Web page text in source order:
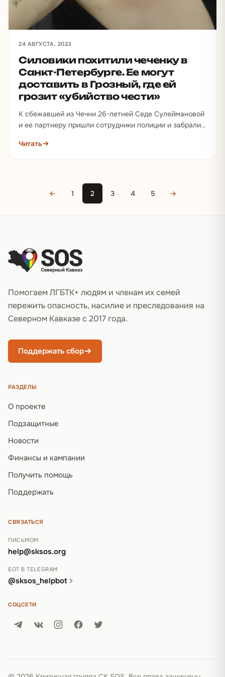
24 АВГУСТА, 2023
Силовики похитили чеченку в
Санкт-Петербурге. Ее могут
доставить в Грозный, где ей
грозит «убийство чести»
К сбежавшей из Чечни 26-летней Седе Сулеймановой
и ее партнеру пришли сотрудники полиции и забрали
Читать
← 1 2 3 4 5 →
Помогаем ЛГБТК+ людям и членам их семей
пережить опасность, насилие и преследования на
Северном Кавказе с 2017 года.
Поддержать сбор
РАЗДЕЛЫ
О проекте
Подзащитные
Новости
Финансы и кампании
Получить помощь
Поддержать
СВЯЗАТЬСЯ
ПИСЬМОМ
help@sksos.org
БОТ В TELEGRAM
@sksos_helpbot
СОЦСЕТИ